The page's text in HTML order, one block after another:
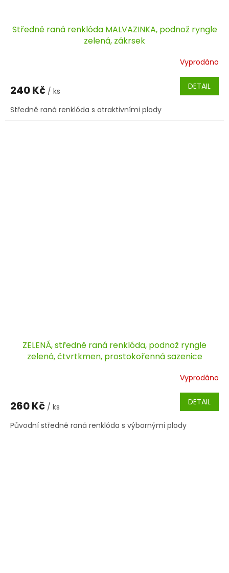
Středně raná renklóda MALVAZINKA, podnož ryngle
zelená, zákrsek
Vyprodáno
240 Kč / ks DETAIL
Středně raná renklóda s atraktivními plody
ZELENÁ, středně raná renklóda, podnož ryngle
zelená, čtvrtkmen, prostokořenná sazenice
Vyprodáno
260 Kč / ks DETAIL
Původní středně raná renklóda s výbornými plody